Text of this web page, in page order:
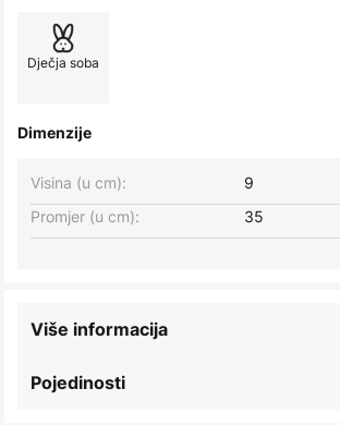
Dječja soba
Dimenzije
Visina (u cm):
9
Promjer (u cm):
35
Pojedinosti
Više informacija